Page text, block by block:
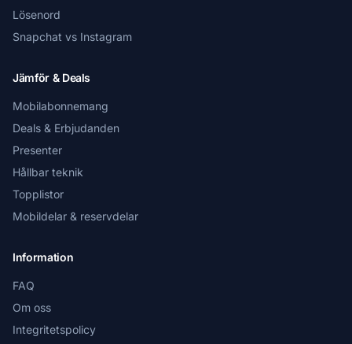
Lösenord
Snapchat vs Instagram
Jämför & Deals
Mobilabonnemang
Deals & Erbjudanden
Presenter
Hållbar teknik
Topplistor
Mobildelar & reservdelar
Information
FAQ
Om oss
Integritetspolicy